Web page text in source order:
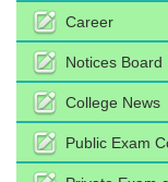
Career
Notices Board
College News
Public Exam